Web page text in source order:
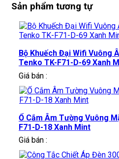
Sản phẩm tương tự
Bộ Khuếch Đại Wifi Vuông
Tenko TK-F71-D-69 Xanh
Giá bán :
Ổ Cắm Âm Tường Vuông
F71-D-18 Xanh Mint
Giá bán :